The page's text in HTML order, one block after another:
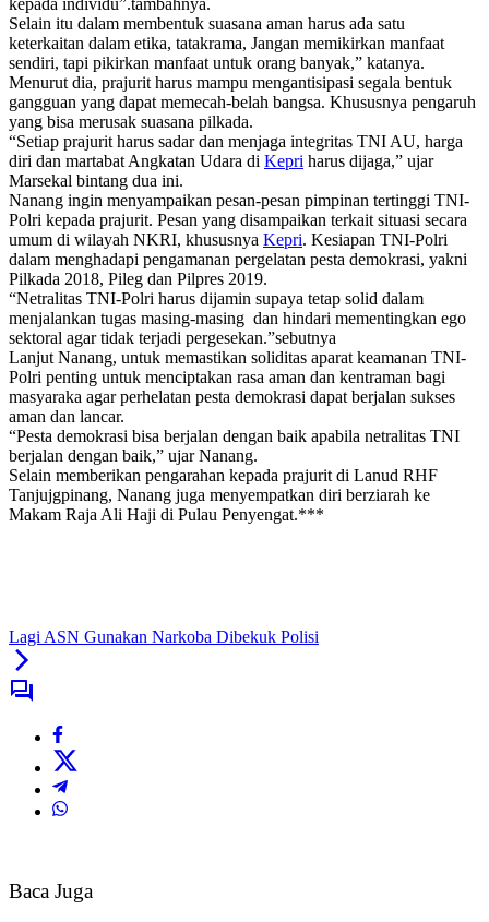
kepada individu”.tambahnya.
Selain itu dalam membentuk suasana aman harus ada satu
keterkaitan dalam etika, tatakrama, Jangan memikirkan manfaat
sendiri, tapi pikirkan manfaat untuk orang banyak,” katanya.
Menurut dia, prajurit harus mampu mengantisipasi segala bentuk
gangguan yang dapat memecah-belah bangsa. Khususnya pengaruh
yang bisa merusak suasana pilkada.
“Setiap prajurit harus sadar dan menjaga integritas TNI AU, harga
diri dan martabat Angkatan Udara di Kepri harus dijaga,” ujar
Marsekal bintang dua ini.
Nanang ingin menyampaikan pesan-pesan pimpinan tertinggi TNI-
Polri kepada prajurit. Pesan yang disampaikan terkait situasi secara
umum di wilayah NKRI, khususnya Kepri. Kesiapan TNI-Polri
dalam menghadapi pengamanan pergelatan pesta demokrasi, yakni
Pilkada 2018, Pileg dan Pilpres 2019.
“Netralitas TNI-Polri harus dijamin supaya tetap solid dalam
menjalankan tugas masing-masing dan hindari mementingkan ego
sektoral agar tidak terjadi pergesekan.”sebutnya
Lanjut Nanang, untuk memastikan soliditas aparat keamanan TNI-
Polri penting untuk menciptakan rasa aman dan kentraman bagi
masyaraka agar perhelatan pesta demokrasi dapat berjalan sukses
aman dan lancar.
“Pesta demokrasi bisa berjalan dengan baik apabila netralitas TNI
berjalan dengan baik,” ujar Nanang.
Selain memberikan pengarahan kepada prajurit di Lanud RHF
Tanjujgpinang, Nanang juga menyempatkan diri berziarah ke
Makam Raja Ali Haji di Pulau Penyengat.***
Lagi ASN Gunakan Narkoba Dibekuk Polisi
Baca Juga